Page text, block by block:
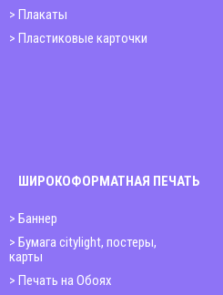
Плакаты
Пластиковые карточки
ШИРОКОФОРМАТНАЯ ПЕЧАТЬ
Баннер
Бумага citylight, постеры,
карты
Печать на Обоях